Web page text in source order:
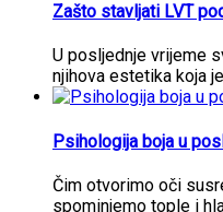
Zašto stavljati LVT
U posljednje vrijeme
njihova estetika koja
Psihologija boja u
Čim otvorimo oči
spominjemo tople i